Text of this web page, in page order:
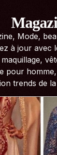
Mode,
à jour avec
pour
trends de